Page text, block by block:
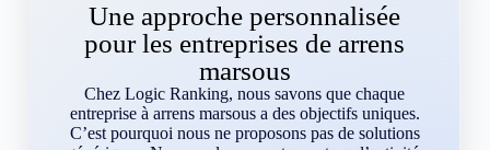
Une approche personnalisée
pour les entreprises de arrens
marsous
Chez Logic Ranking, nous savons que chaque
entreprise à arrens marsous a des objectifs uniques.
C’est pourquoi nous ne proposons pas de solutions